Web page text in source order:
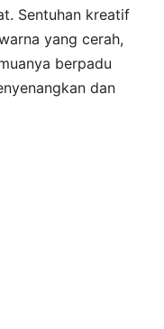
Sentuhan kreatif
yang cerah,
berpadu
dan